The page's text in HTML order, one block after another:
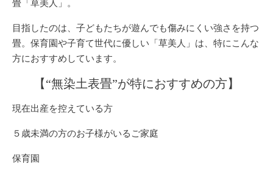
畳「草美人」
。
目指したのは、子どもたちが遊んでも傷みにくい強さを持つ
畳。保育園や子育て世代に優しい「草美人」は、特にこんな
方におすすめしています。
【“無染土表畳”が特におすすめの方】
現在出産を控えている方
５歳未満の方のお子様がいるご家庭
保育園